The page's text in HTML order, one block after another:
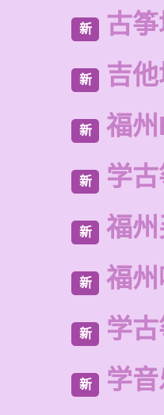
新 古
新 吉
新 福
新 学
新 福
新 福
新 学
新 学